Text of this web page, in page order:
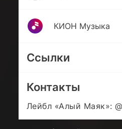
КИОН Музыка
Ссылки
Контакты
Лейбл «Алый Маяк»: